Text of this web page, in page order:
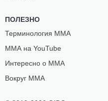
ПОЛЕЗНО
Терминология ММА
ММА на YouTube
Интересно о ММА
Вокруг ММА